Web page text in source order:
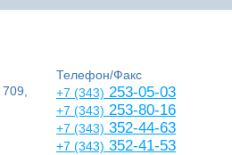
Телефон/Факс
+7 (343) 253-05-03
+7 (343) 253-80-16
+7 (343) 352-44-63
+7 (343) 352-41-53